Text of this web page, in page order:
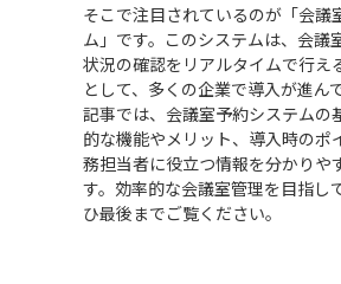
そこで注目されているのが「会議
ム」です。このシステムは、会議
状況の確認をリアルタイムで行え
として、多くの企業で導入が進ん
記事では、会議室予約システムの
的な機能やメリット、導入時のポ
務担当者に役立つ情報を分かりや
す。効率的な会議室管理を目指し
ひ最後までご覧ください。